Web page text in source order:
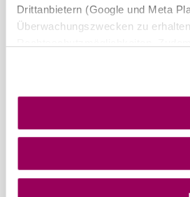
Drittanbietern (Google und Meta
Überwachungszwecken zu
späteren Deaktivierung finden Sie